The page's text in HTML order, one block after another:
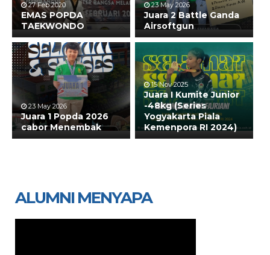
27 Feb 2020
EMAS POPDA
TAEKWONDO
23 May 2026
Juara 2 Battle Ganda
Airsoftgun
23 May 2026
Juara 1 Popda 2026
cabor Menembak
15 Nov 2025
Juara I Kumite Junior
-48kg (Series
Yogyakarta Piala
Kemenpora RI 2024)
ALUMNI MENYAPA